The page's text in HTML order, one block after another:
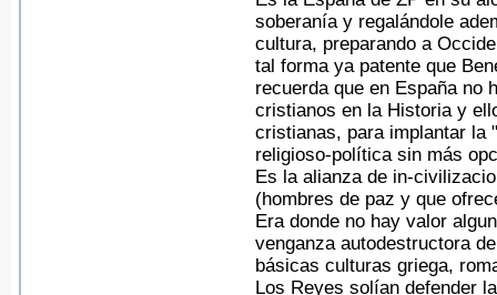
soberanía y regalándole
cultura, preparando a
tal forma ya patente que
recuerda que en España no
cristianos en la Historia y
cristianas, para implantar la
religioso-política sin más
Es la alianza de in-
(hombres de paz y que
Era donde no hay valor
venganza autodestructora
básicas culturas griega,
Los Reyes solían defender